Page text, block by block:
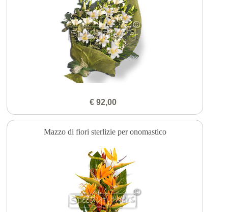
€ 92,00
Mazzo di fiori sterlizie per onomastico